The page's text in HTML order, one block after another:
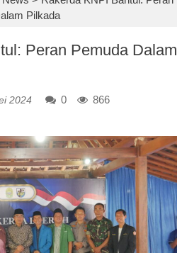
Pilkada
Peran Pemuda Dalam
2024 0 866